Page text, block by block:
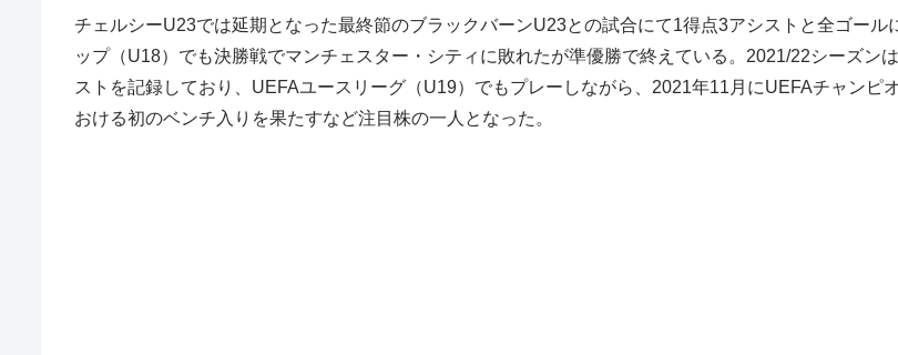
チェルシーU23では延期となった最終節のブラックバーンU23との試合にて1得点3アシストと全ゴー
ップ（U18）でも決勝戦でマンチェスター・シティに敗れたが準優勝で終えている。2021/22シーズン
ストを記録しており、UEFAユースリーグ（U19）でもプレーしながら、2021年11月にUEFAチャン
おける初のベンチ入りを果たすなど注目株の一人となった。